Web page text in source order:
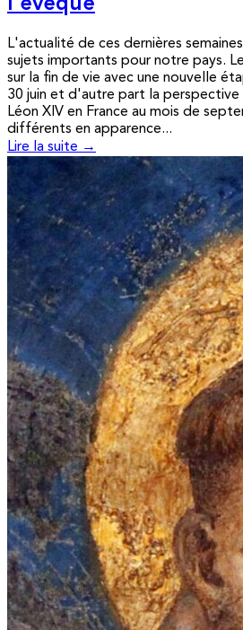
l’évêque
L'actualité de ces dernières
sujets importants pour notre pays.
sur la fin de vie avec une nouvelle
30 juin et d'autre part la perspective
Léon XIV en France au mois de
différents en apparence...
Lire la suite →